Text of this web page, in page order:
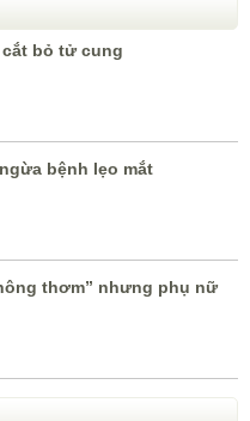
bỏ tử cung
bệnh lẹo mắt
thơm” nhưng phụ nữ